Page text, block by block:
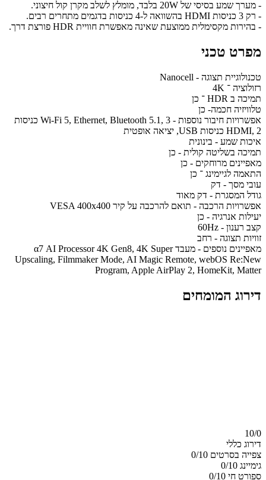
- מערך שמע בסיסי של 20W בלבד, מומלץ לשלב מקרן קול חיצוני.
- רק 3 כניסות HDMI בהשוואה ל-4 כניסות בדגמים מתחרים רבים.
- בהירות מקסימלית ממוצעת שאינה מאפשרת חוויית HDR פורצת דרך.
מפרט טכני
טכנולוגיית תצוגה - Nanocell
רזולוציה ־ 4K
תמיכה ב HDR ־ כן
טלוויזיה חכמה- כן
אפשרויות חיבור נוספות - Wi-Fi 5, Ethernet, Bluetooth 5.1, 3 כניסות
HDMI, 2 כניסות USB, יציאה אופטית
איכות שמע - בינונית
תמיכה בשליטה קולית - כן
מאפיינים מרוחקים - כן
התאמה לגיימינג ־ כן
עובי מסך - דק
גודל המסגרת - דק מאוד
אפשרויות הרכבה - תואם להרכבה על קיר VESA 400x400
יעילות אנרגיה - כן
קצב רענון - 60Hz
זוויות תצוגה - רחב
מאפיינים נוספים - מעבד α7 AI Processor 4K Gen8, 4K Super
Upscaling, Filmmaker Mode, AI Magic Remote, webOS Re:New
Program, Apple AirPlay 2, HomeKit, Matter
דירוג המומחים
10/0
דירוג כללי
צפייה בסרטים 0/10
גימיינג 0/10
ספורט חי 0/10